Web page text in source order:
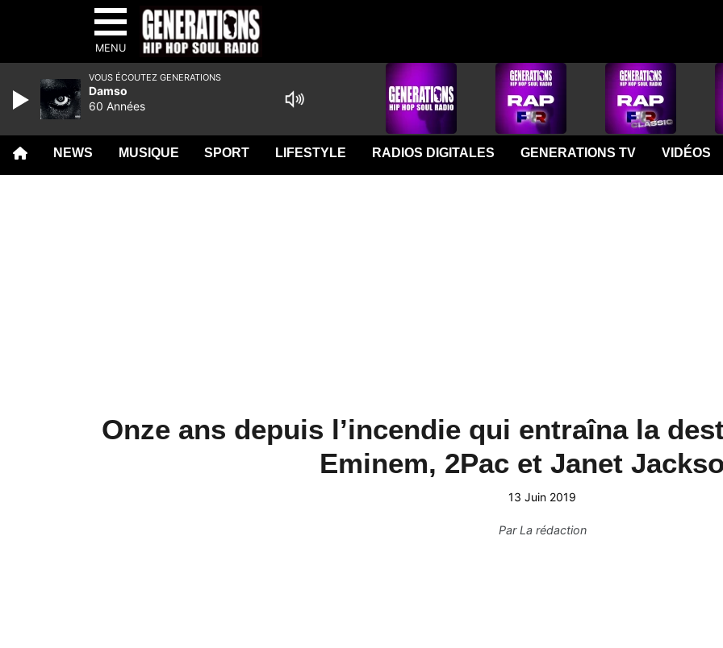
MENU
NEWS MUSIQUE SPORT LIFESTYLE RADIOS DIGITALES GENERATIONS TV VIDÉOS
Onze ans depuis l’incendie qui entraîna la
Eminem, 2Pac et Janet
13 Juin 2019
ParLa rédaction
VOUS ÉCOUTEZ GENERATIONS
Damso
60 Années